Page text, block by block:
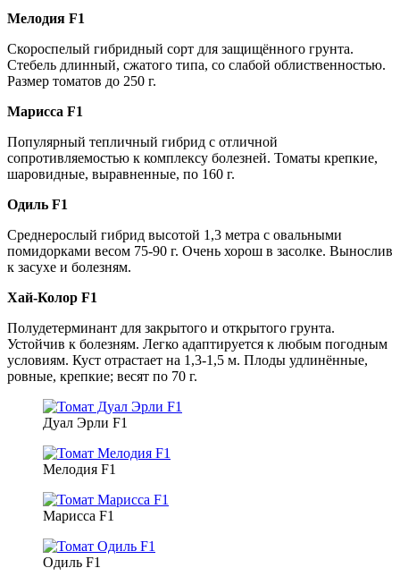
Мелодия F1
Скороспелый гибридный сорт для защищённого грунта.
Стебель длинный, сжатого типа, со слабой облиственностью.
Размер томатов до 250 г.
Марисса F1
Популярный тепличный гибрид с отличной
сопротивляемостью к комплексу болезней. Томаты крепкие,
шаровидные, выравненные, по 160 г.
Одиль F1
Среднерослый гибрид высотой 1,3 метра с овальными
помидорками весом 75-90 г. Очень хорош в засолке. Вынослив
к засухе и болезням.
Хай-Колор F1
Полудетерминант для закрытого и открытого грунта.
Устойчив к болезням. Легко адаптируется к любым погодным
условиям. Куст отрастает на 1,3-1,5 м. Плоды удлинённые,
ровные, крепкие; весят по 70 г.
Дуал Эрли F1
Мелодия F1
Марисса F1
Одиль F1